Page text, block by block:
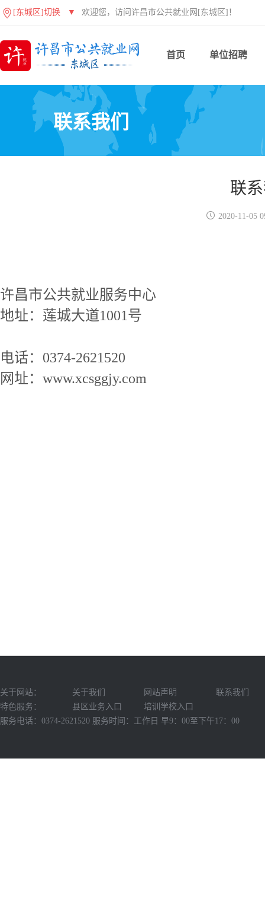
[东城区]切换 ▼ 欢迎您，访问许昌市公共就业网[东城区]！
首页 单位招聘
联系我们
联
 2020-11-05
许昌市公共就业服务中心
地址：莲城大道1001号
电话：0374-2621520
网址：www.xcsggjy.com
关于网站： 关于我们 网站声明
联系我们
特色服务：
县区业务入口
培训学校入口
服务电话：0374-2621520 服务时间：工作日 早9：00至下午17：00